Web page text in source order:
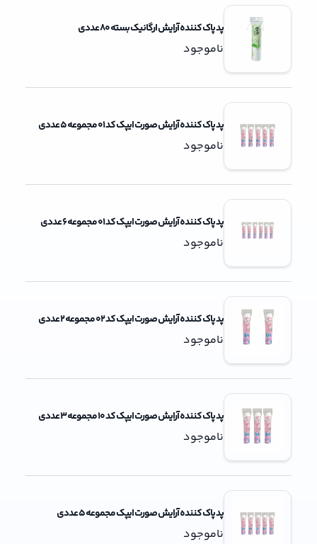
پد پاک کننده آرایش ارگانیک بسته 80 عددی
ناموجود
پد پاک کننده آرایش صورت ایپک کد 01 مجموعه 5 عددی
ناموجود
پد پاک کننده آرایش صورت ایپک کد 01 مجموعه 6 عددی
ناموجود
پد پاک کننده آرایش صورت ایپک کد 02 مجموعه 2 عددی
ناموجود
پد پاک کننده آرایش صورت ایپک کد 10 مجموعه 3 عددی
ناموجود
پد پاک کننده آرایش صورت ایپک مجموعه 5 عددی
ناموجود